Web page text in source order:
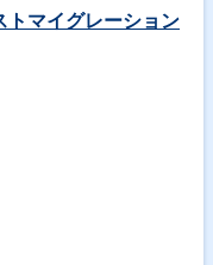
トマイグレーション